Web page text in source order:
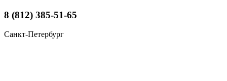
8 (812) 385-51-65
Санкт-Петербург